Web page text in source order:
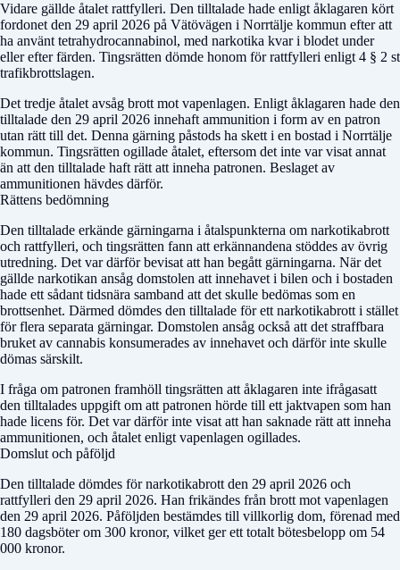
Vidare gällde åtalet rattfylleri. Den tilltalade hade enligt åklagaren kört
fordonet den 29 april 2026 på Vätövägen i Norrtälje kommun efter att
ha använt tetrahydrocannabinol, med narkotika kvar i blodet under
eller efter färden. Tingsrätten dömde honom för rattfylleri enligt 4 § 2 st
trafikbrottslagen.
Det tredje åtalet avsåg brott mot vapenlagen. Enligt åklagaren hade den
tilltalade den 29 april 2026 innehaft ammunition i form av en patron
utan rätt till det. Denna gärning påstods ha skett i en bostad i Norrtälje
kommun. Tingsrätten ogillade åtalet, eftersom det inte var visat annat
än att den tilltalade haft rätt att inneha patronen. Beslaget av
ammunitionen hävdes därför.
Rättens bedömning
Den tilltalade erkände gärningarna i åtalspunkterna om narkotikabrott
och rattfylleri, och tingsrätten fann att erkännandena stöddes av övrig
utredning. Det var därför bevisat att han begått gärningarna. När det
gällde narkotikan ansåg domstolen att innehavet i bilen och i bostaden
hade ett sådant tidsnära samband att det skulle bedömas som en
brottsenhet. Därmed dömdes den tilltalade för ett narkotikabrott i stället
för flera separata gärningar. Domstolen ansåg också att det straffbara
bruket av cannabis konsumerades av innehavet och därför inte skulle
dömas särskilt.
I fråga om patronen framhöll tingsrätten att åklagaren inte ifrågasatt
den tilltalades uppgift om att patronen hörde till ett jaktvapen som han
hade licens för. Det var därför inte visat att han saknade rätt att inneha
ammunitionen, och åtalet enligt vapenlagen ogillades.
Domslut och påföljd
Den tilltalade dömdes för narkotikabrott den 29 april 2026 och
rattfylleri den 29 april 2026. Han frikändes från brott mot vapenlagen
den 29 april 2026. Påföljden bestämdes till villkorlig dom, förenad med
180 dagsböter om 300 kronor, vilket ger ett totalt bötesbelopp om 54
000 kronor.